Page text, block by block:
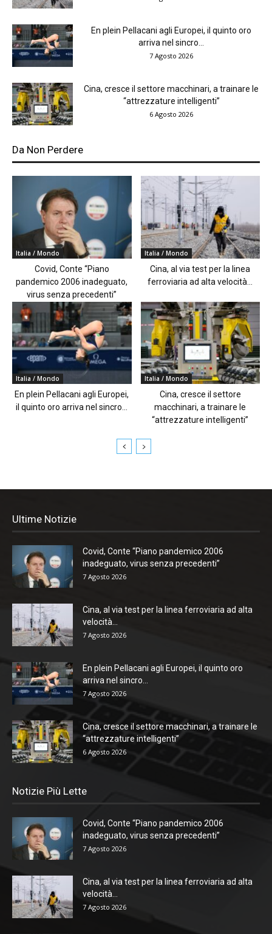
En plein Pellacani agli Europei, il quinto oro
arriva nel sincro...
7 Agosto 2026
Cina, cresce il settore macchinari, a trainare le
“attrezzature intelligenti”
6 Agosto 2026
Da Non Perdere
Italia / Mondo
Covid, Conte “Piano
pandemico 2006 inadeguato,
virus senza precedenti”
Italia / Mondo
Cina, al via test per la linea
ferroviaria ad alta velocità...
Italia / Mondo
En plein Pellacani agli Europei,
il quinto oro arriva nel sincro...
Italia / Mondo
Cina, cresce il settore
macchinari, a trainare le
“attrezzature intelligenti”
Ultime Notizie
Covid, Conte “Piano pandemico 2006
inadeguato, virus senza precedenti”
7 Agosto 2026
Cina, al via test per la linea ferroviaria ad alta
velocità...
7 Agosto 2026
En plein Pellacani agli Europei, il quinto oro
arriva nel sincro...
7 Agosto 2026
Cina, cresce il settore macchinari, a trainare le
“attrezzature intelligenti”
6 Agosto 2026
Notizie Più Lette
Covid, Conte “Piano pandemico 2006
inadeguato, virus senza precedenti”
7 Agosto 2026
Cina, al via test per la linea ferroviaria ad alta
velocità...
7 Agosto 2026